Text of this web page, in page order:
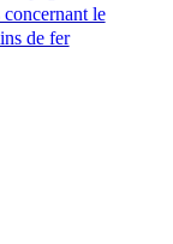
concernant le
de fer